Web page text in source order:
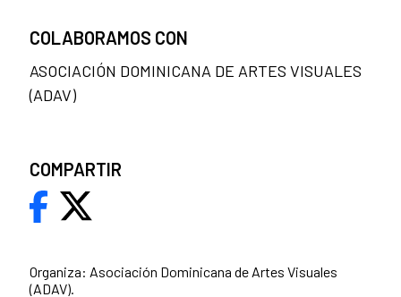
Organiza: Asociación Dominicana de Artes Visuales
(ADAV).
COLABORAMOS CON
ASOCIACIÓN DOMINICANA DE ARTES VISUALES
(ADAV)
COMPARTIR